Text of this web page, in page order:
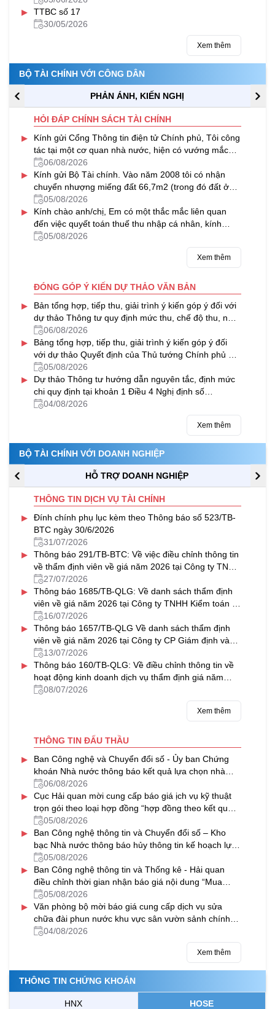
▸
TTBC số 17
30/05/2026
Xem thêm
BỘ TÀI CHÍNH VỚI CÔNG DÂN
PHẢN ÁNH, KIẾN NGHỊ
HỎI ĐÁP CHÍNH SÁCH TÀI CHÍNH
▸
Kính gửi Cổng Thông tin điện tử Chính phủ, Tôi công
tác tại một cơ quan nhà nước, hiện có vướng mắc
trong việc thực hiện...
06/08/2026
▸
Kính gửi Bộ Tài chính. Vào năm 2008 tôi có nhận
chuyển nhượng miếng đất 66,7m2 (trong đó đất ở
26,9m2 và đất CLN 39,8m2) của...
05/08/2026
▸
Kính chào anh/chị, Em có một thắc mắc liên quan
đến việc quyết toán thuế thu nhập cá nhân, kính
mong anh/chị hỗ trợ giải...
05/08/2026
Xem thêm
ĐÓNG GÓP Ý KIẾN DỰ THẢO VĂN BẢN
▸
Bản tổng hợp, tiếp thu, giải trình ý kiến góp ý đối với
dự thảo Thông tư quy định mức thu, chế độ thu, nộp
phí thẩm định tiêu chuẩn, điều kiện hành nghề Thừa
hành viên
06/08/2026
▸
Bảng tổng hợp, tiếp thu, giải trình ý kiến góp ý đối
với dự thảo Quyết định của Thủ tướng Chính phủ về
tín dụng đối với học sinh, sinh viên trên Cổng thông
tin điện tử của Bộ Tài chính
05/08/2026
▸
Dự thảo Thông tư hướng dẫn nguyên tắc, định mức
chi quy định tại khoản 1 Điều 4 Nghị định số
247/2026/NĐ-CP của Chính phủ quy định về công
04/08/2026
Xem thêm
BỘ TÀI CHÍNH VỚI DOANH NGHIỆP
HỖ TRỢ DOANH NGHIỆP
THÔNG TIN DỊCH VỤ TÀI CHÍNH
▸
Đính chính phụ lục kèm theo Thông báo số 523/TB-
BTC ngày 30/6/2026
31/07/2026
▸
Thông báo 291/TB-BTC: Về việc điều chỉnh thông tin
về thẩm định viên về giá năm 2026 tại Công ty TNHH
Thẩm định giá & Bất động sản NAVICO
27/07/2026
▸
Thông báo 1685/TB-QLG: Về danh sách thẩm định
viên về giá năm 2026 tại Công ty TNHH Kiểm toán tư
vấn Thủ Đô
16/07/2026
▸
Thông báo 1657/TB-QLG Về danh sách thẩm định
viên về giá năm 2026 tại Công ty CP Giám định và
Thẩm định tài sản Việt Nam
13/07/2026
▸
Thông báo 160/TB-QLG: Về điều chỉnh thông tin về
hoạt động kinh doanh dịch vụ thẩm định giá năm
2026 tại Công ty CP Định giá HFC
08/07/2026
Xem thêm
THÔNG TIN ĐẤU THẦU
▸
Ban Công nghệ và Chuyển đổi số - Ủy ban Chứng
khoán Nhà nước thông báo kết quả lựa chọn nhà
thầu gói thầu “Thuê dịch vụ phần mềm gửi tin nhắn
(SMS) hỗ trợ một số hệ thống CNTT của Ủy ban
Chứng khoán Nhà nước giai đoạn 2026-2029”
06/08/2026
▸
Cục Hải quan mời cung cấp báo giá ịch vụ kỹ thuật
trọn gói theo loại hợp đồng “hợp đồng theo kết quả
đầu ra” cho các máy soi container của ngành Hải
quan
05/08/2026
▸
Ban Công nghệ thông tin và Chuyển đổi số – Kho
bạc Nhà nước thông báo hủy thông tin kế hoạch lựa
chọn nhà thầu Bảo hành máy chủ và nâng cấp phần
mềm sao lưu dữ liệu tại các KBNN địa phương
05/08/2026
▸
Ban Công nghệ thông tin và Thống kê - Hải quan
điều chỉnh thời gian nhận báo giá nội dung “Mua
sắm thay thế khẩn cấp một số trang thiết bị cốt lõi
của hệ thống VNACCS/VCIS”
05/08/2026
▸
Văn phòng bộ mời báo giá cung cấp dịch vụ sửa
chữa đài phun nước khu vực sân vườn sảnh chính
tại cơ quan Bộ Tài chính
04/08/2026
Xem thêm
THÔNG TIN CHỨNG KHOÁN
HNX HOSE